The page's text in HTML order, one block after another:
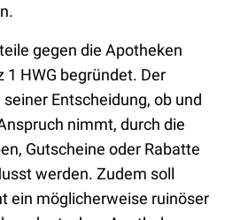
gegen die Apotheken
1 HWG begründet. Der
Entscheidung, ob und
nimmt, durch die
Gutscheine oder Rabatte
werden. Zudem soll
ein möglicherweise ruinöser